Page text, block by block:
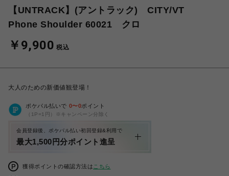
【UNTRACK】(アントラック) CITY/VT
Phone Shoulder 60021 クロ
￥9,900 税込
大人のための新価値観登場！
ポケパル払いで 0〜0ポイント
（1P=1円）※キャンペーン分除く
会員登録後、ポケパル払い初回登録&利用で
最大1,500円分ポイント進呈
獲得ポイントの確認方法は こちら